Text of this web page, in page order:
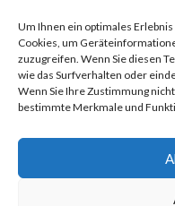
Um Ihnen ein optimales
Cookies, um
zuzugreifen. Wenn Sie diesen
wie das Surfverhalten oder
Wenn Sie Ihre Zustimmung
bestimmte Merkmale und
Impressum
Datenschutz